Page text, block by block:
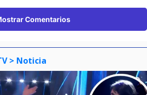
Comentarios
> Noticia